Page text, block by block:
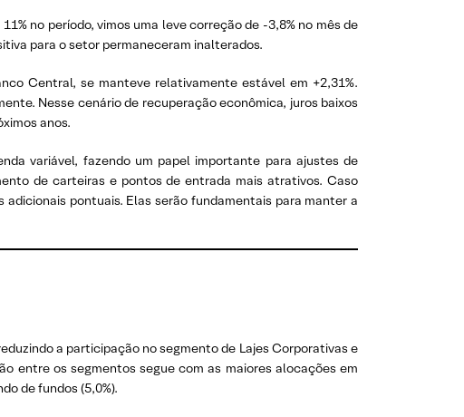
no período, vimos uma leve correção de -3,8% no mês de
para o setor permaneceram inalterados.
Central, se manteve relativamente estável em +2,31%.
Nesse cenário de recuperação econômica, juros baixos
anos.
variável, fazendo um papel importante para ajustes de
de carteiras e pontos de entrada mais atrativos. Caso
pontuais. Elas serão fundamentais para manter a
a participação no segmento de Lajes Corporativas e
entre os segmentos segue com as maiores alocações em
de fundos (5,0%).